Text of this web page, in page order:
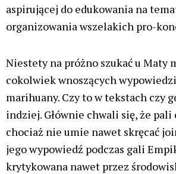
aspirującej do edukowania na
organizowania wszelakich pro-
Niestety na próżno szukać u Maty
cokolwiek wnoszących
marihuany. Czy to w tekstach czy
indziej. Głównie chwali się, że pali
chociaż nie umie nawet skręcać
jego wypowiedź podczas gali
krytykowana nawet przez